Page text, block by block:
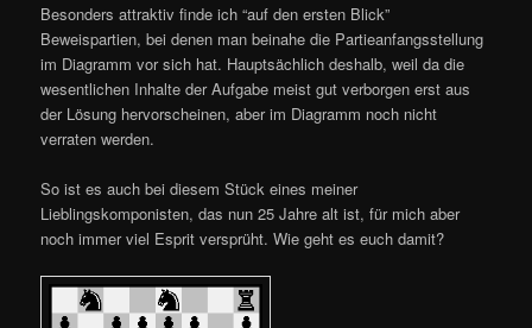
a
v
i
g
a
t
o
n
Besonders attraktiv finde ich “auf den ersten Blick”
Beweispartien, bei denen man beinahe die Partieanfangsstellung
im Diagramm vor sich hat. Hauptsächlich deshalb, weil da die
wesentlichen Inhalte der Aufgabe meist gut verborgen erst aus
der Lösung hervorscheinen, aber im Diagramm noch nicht
verraten werden.
So ist es auch bei diesem Stück eines meiner
Lieblingskomponisten, das nun 25 Jahre alt ist, für mich aber
noch immer viel Esprit versprüht. Wie geht es euch damit?